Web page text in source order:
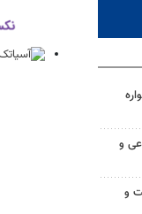
و
و